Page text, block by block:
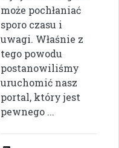
może pochłaniać
sporo czasu i
uwagi. Właśnie z
tego powodu
postanowiliśmy
uruchomić nasz
portal, który jest
pewnego ...